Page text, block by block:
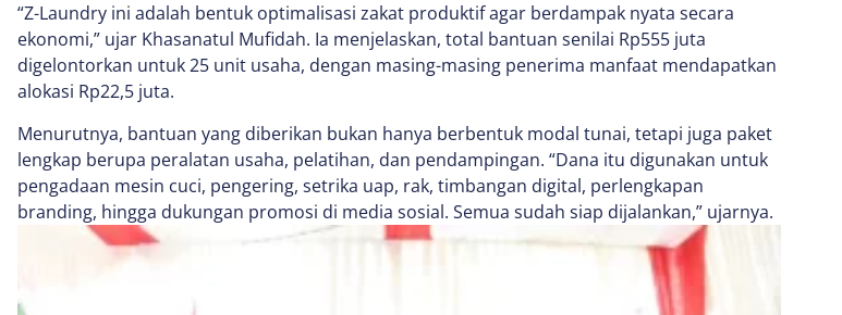
“Z-Laundry ini adalah bentuk optimalisasi zakat produktif agar berdampak nyata secara
ekonomi,” ujar Khasanatul Mufidah. Ia menjelaskan, total bantuan senilai Rp555 juta
digelontorkan untuk 25 unit usaha, dengan masing-masing penerima manfaat mendapatkan
alokasi Rp22,5 juta.
Menurutnya, bantuan yang diberikan bukan hanya berbentuk modal tunai, tetapi juga paket
lengkap berupa peralatan usaha, pelatihan, dan pendampingan. “Dana itu digunakan untuk
pengadaan mesin cuci, pengering, setrika uap, rak, timbangan digital, perlengkapan
branding, hingga dukungan promosi di media sosial. Semua sudah siap dijalankan,” ujarnya.